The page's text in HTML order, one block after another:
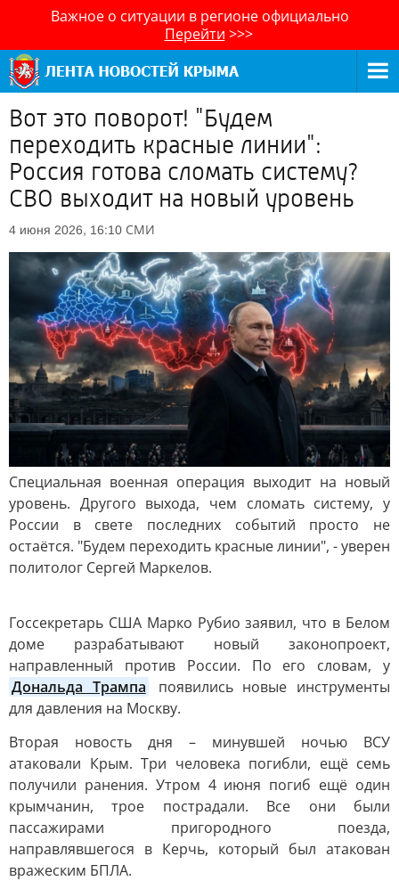
Важное о ситуации в регионе официально
Перейти >>>
Вот это поворот! "Будем
переходить красные линии":
Россия готова сломать систему?
СВО выходит на новый уровень
4 июня 2026, 16:10 СМИ
Специальная военная операция выходит на новый
уровень. Другого выхода, чем сломать систему, у
России в свете последних событий просто не
остаётся. "Будем переходить красные линии", - уверен
политолог Сергей Маркелов.
Госсекретарь США Марко Рубио заявил, что в Белом
доме разрабатывают новый законопроект,
направленный против России. По его словам, у
Дональда Трампа
появились новые инструменты
для давления на Москву.
Вторая новость дня – минувшей ночью ВСУ
атаковали Крым. Три человека погибли, ещё семь
получили ранения. Утром 4 июня погиб ещё один
крымчанин, трое пострадали. Все они были
пассажирами пригородного поезда,
направлявшегося в Керчь, который был атакован
вражеским БПЛА.